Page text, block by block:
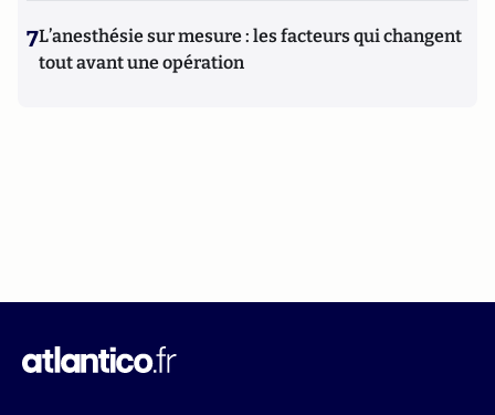
7L’anesthésie sur mesure : les facteurs qui changent
tout avant une opération